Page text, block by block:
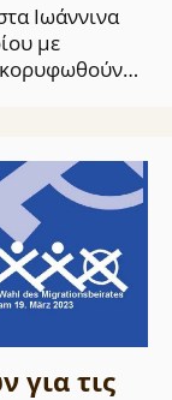
Ιωάννινα
με
κορυφωθούν…
για τις